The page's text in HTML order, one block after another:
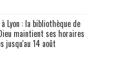
Lyon : la bibliothèque de
maintient ses horaires
jusqu'au 14 août